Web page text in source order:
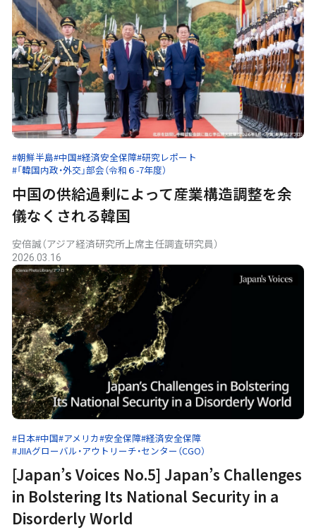
#朝鮮半島#中国#経済安全保障#研究レポート
#「韓国内政・外交」部会（令和６-7年度）
中国の供給過剰によって産業構造調整を余
儀なくされる韓国
安倍誠（アジア経済研究所上席主任調査研究員）
2026.03.16
#日本#中国#アメリカ#安全保障#経済安全保障
#JIIAグローバル・アウトリーチ・センター（CGO）
[Japan’s Voices No.5] Japan’s Challenges
in Bolstering Its National Security in a
Disorderly World